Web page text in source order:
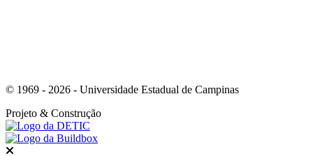
© 1969 - 2026 - Universidade Estadual de Campinas
Projeto & Construção